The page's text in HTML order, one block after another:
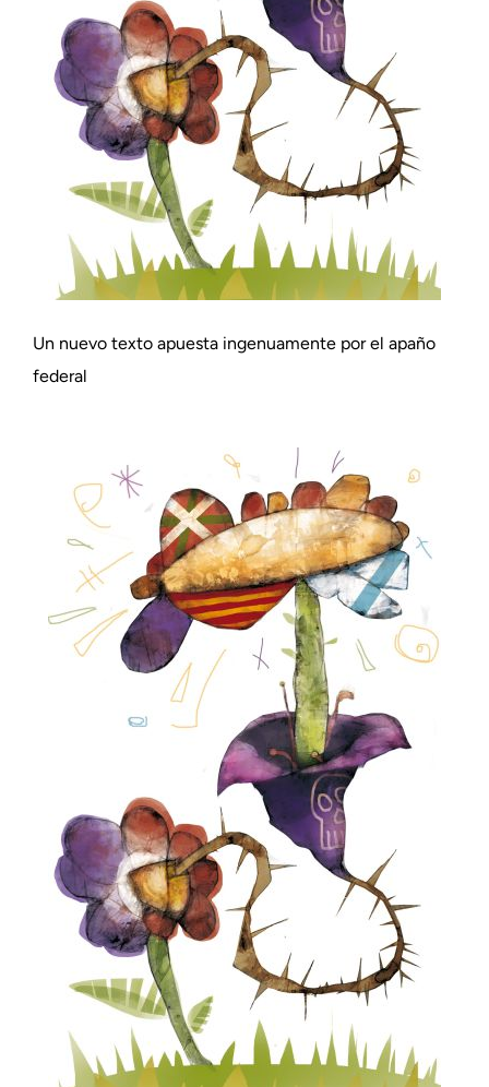
Un nuevo texto apuesta ingenuamente por el apaño
federal